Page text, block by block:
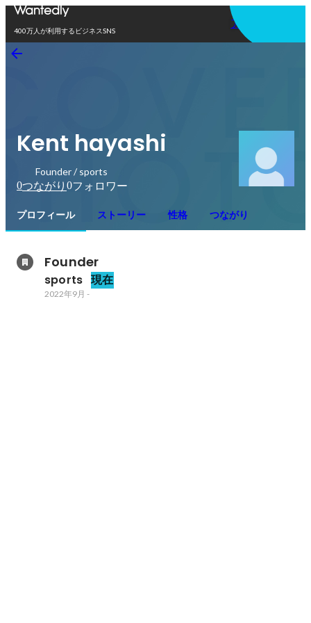
400万人が利用するビジネスSNS
アプリを使う
Kent hayashi
Founder / sports
0つながり 0フォロワー
プロフィール ストーリー 性格 つながり
Founder
sports 現在
2022年9月 -